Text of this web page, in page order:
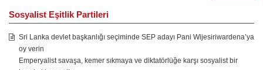
Sosyalist Eşitlik Partileri
Sri Lanka devlet başkanlığı seçiminde SEP adayı Pani Wijesiriwardena’ya
oy verin
Emperyalist savaşa, kemer sıkmaya ve diktatörlüğe karşı sosyalist bir